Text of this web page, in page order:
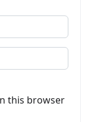
this browser